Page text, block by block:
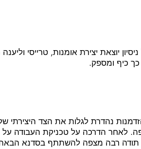
יוצאת יצירת אומנות, טרייסי וליענה
כך כיף ומספק.
נהדרת לגלות את הצד היצירתי
לאחר הדרכה על טכניקת העבודה
תודה רבה מצפה להשתתף בסדנא